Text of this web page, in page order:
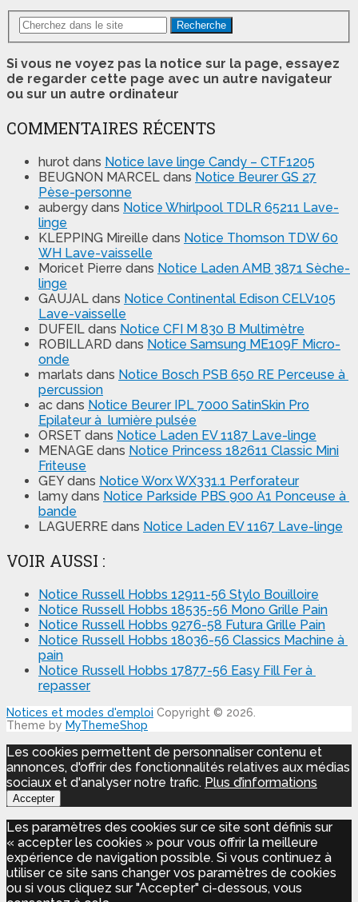
Recherche
Si vous ne voyez pas la notice sur la page, essayez
de regarder cette page avec un autre navigateur
ou sur un autre ordinateur
COMMENTAIRES RÉCENTS
hurot dans Notice lave linge Candy – CTF1205
BEUGNON MARCEL dans Notice Beurer GS 27
Pèse-personne
aubergy dans Notice Whirlpool TDLR 65211 Lave-
linge
KLEPPING Mireille dans Notice Thomson TDW 60
WH Lave-vaisselle
Moricet Pierre dans Notice Laden AMB 3871 Sèche-
linge
GAUJAL dans Notice Continental Edison CELV105
Lave-vaisselle
DUFEIL dans Notice CFI M 830 B Multimètre
ROBILLARD dans Notice Samsung ME109F Micro-
onde
marlats dans Notice Bosch PSB 650 RE Perceuse à
percussion
ac dans Notice Beurer IPL 7000 SatinSkin Pro
Epilateur à lumière pulsée
ORSET dans Notice Laden EV 1187 Lave-linge
MENAGE dans Notice Princess 182611 Classic Mini
Friteuse
GEYdans Notice Worx WX331.1 Perforateur
lamy dans Notice Parkside PBS 900 A1 Ponceuse à
bande
LAGUERRE dans Notice Laden EV 1167 Lave-linge
VOIR AUSSI :
Notice Russell Hobbs 12911-56 Stylo Bouilloire
Notice Russell Hobbs 18535-56 Mono Grille Pain
Notice Russell Hobbs 9276-58 Futura Grille Pain
Notice Russell Hobbs 18036-56 Classics Machine à
pain
Notice Russell Hobbs 17877-56 Easy Fill Fer à
repasser
Notices et modes d'emploi Copyright © 2026.
Theme by MyThemeShop
Les cookies permettent de personnaliser contenu et
annonces, d'offrir des fonctionnalités relatives aux médias
sociaux et d'analyser notre trafic. Plus d’informations
Accepter
Les paramètres des cookies sur ce site sont définis sur
« accepter les cookies » pour vous offrir la meilleure
expérience de navigation possible. Si vous continuez à
utiliser ce site sans changer vos paramètres de cookies
ou si vous cliquez sur "Accepter" ci-dessous, vous